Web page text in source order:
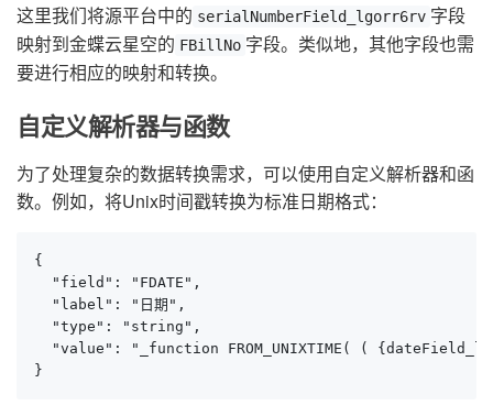
这里我们将源平台中的 serialNumberField_lgorr6rv 字段
映射到金蝶云星空的 FBillNo 字段。类似地，其他字段也需
要进行相应的映射和转换。
自定义解析器与函数
为了处理复杂的数据转换需求，可以使用自定义解析器和函
数。例如，将Unix时间戳转换为标准日期格式：
{
  "field": "FDATE",
  "label": "日期",
  "type": "string",
"value": "_function FROM_UNIXTIME( (
}